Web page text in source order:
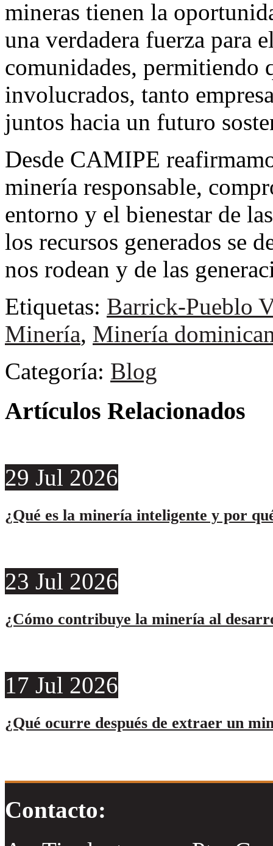
mineras tienen la
una verdadera fuerza para
comunidades, permitiendo
involucrados, tanto
juntos hacia un futuro
Desde CAMIPE
minería responsable,
entorno y el bienestar de
los recursos generados se
nos rodean y de las
Etiquetas: Barrick-Pueblo
Minería, Minería
Categoría: Blog
Artículos Relacionados
29 Jul 2026
¿Qué es la minería inteligente y por
23 Jul 2026
¿Cómo contribuye la minería al
17 Jul 2026
¿Qué ocurre después de extraer un
Contacto: